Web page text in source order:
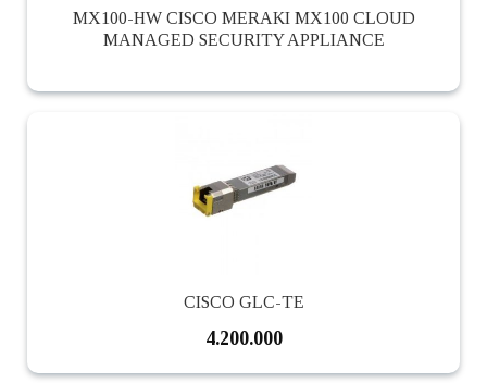
MX100-HW CISCO MERAKI MX100 CLOUD
MANAGED SECURITY APPLIANCE
CISCO GLC-TE
4.200.000